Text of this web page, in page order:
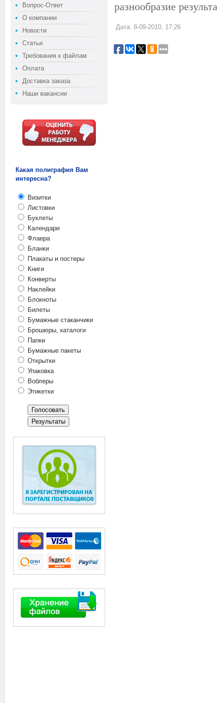
Вопрос-Ответ
О компании
Новости
Статьи
Требования к файлам
Оплата
Доставка заказа
Наши вакансии
Какая полиграфия Вам
интересна?
Визитки
Листовки
Буклеты
Календари
Флаера
Бланки
Плакаты и постеры
Книги
Конверты
Наклейки
Блокноты
Билеты
Бумажные стаканчики
Брошюры, каталоги
Папки
Бумажные пакеты
Открытки
Упаковка
Воблеры
Этикетки
разнообразие
Дата: 8-09-2010, 17:26